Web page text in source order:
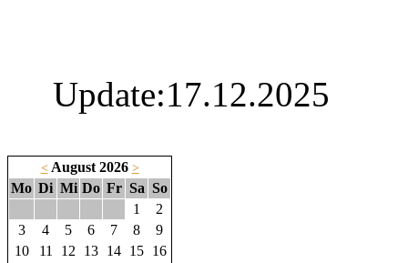
Update:17.12.2025
<August 2026 >
Mo Di Mi Do Fr Sa So
1
2
3
4 5 6 7 8
9
10
11 12 13 14 15 16